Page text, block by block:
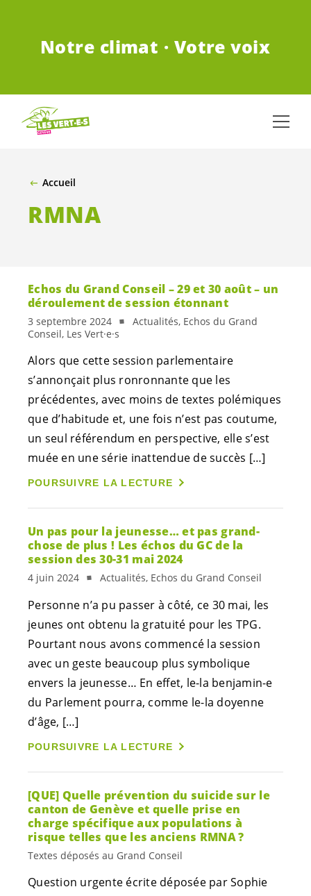
Notre climat · Votre voix
Accueil
RMNA
Echos du Grand Conseil – 29 et 30 août – un
déroulement de session étonnant
3 septembre 2024
Actualités, Echos du Grand
Conseil, Les Vert·e·s
Alors que cette session parlementaire
s’annonçait plus ronronnante que les
précédentes, avec moins de textes polémiques
que d’habitude et, une fois n’est pas coutume,
un seul référendum en perspective, elle s’est
muée en une série inattendue de succès […]
POURSUIVRE LA LECTURE
Un pas pour la jeunesse… et pas grand-
chose de plus ! Les échos du GC de la
session des 30-31 mai 2024
4 juin 2024 Actualités, Echos du Grand Conseil
Personne n’a pu passer à côté, ce 30 mai, les
jeunes ont obtenu la gratuité pour les TPG.
Pourtant nous avons commencé la session
avec un geste beaucoup plus symbolique
envers la jeunesse… En effet, le-la benjamin-e
du Parlement pourra, comme le-la doyenne
d’âge, […]
POURSUIVRE LA LECTURE
[QUE] Quelle prévention du suicide sur le
canton de Genève et quelle prise en
charge spécifique aux populations à
risque telles que les anciens RMNA ?
Textes déposés au Grand Conseil
Question urgente écrite déposée par Sophie